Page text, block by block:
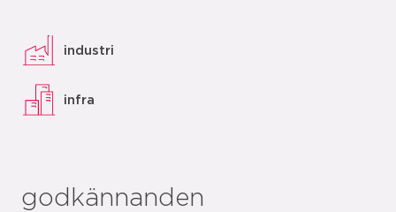
industri
infra
godkännanden